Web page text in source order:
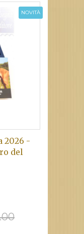
NOVITÀ
2026 -
del